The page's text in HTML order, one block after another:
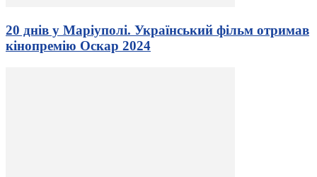
20 днів у Маріуполі. Український фільм отримав
кінопремію Оскар 2024